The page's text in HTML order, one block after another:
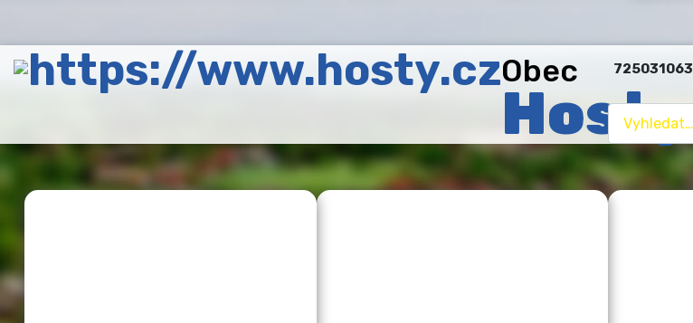
Obec
Hosty
725031063
Hledat